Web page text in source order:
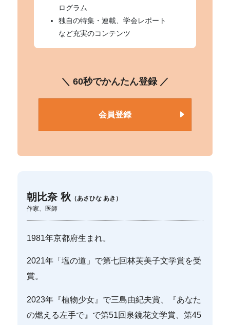
ログラム
独自の特集・連載、学会レポート
など充実のコンテンツ
＼ 60秒でかんたん登録 ／
会員登録
朝比奈 秋 （あさひな あき）
作家、医師
1981年京都府生まれ。
2021年「塩の道」で第七回林芙美子文学賞を受
賞。
2023年『植物少女』で三島由紀夫賞、『あなた
の燃える左手で』で第51回泉鏡花文学賞、第45